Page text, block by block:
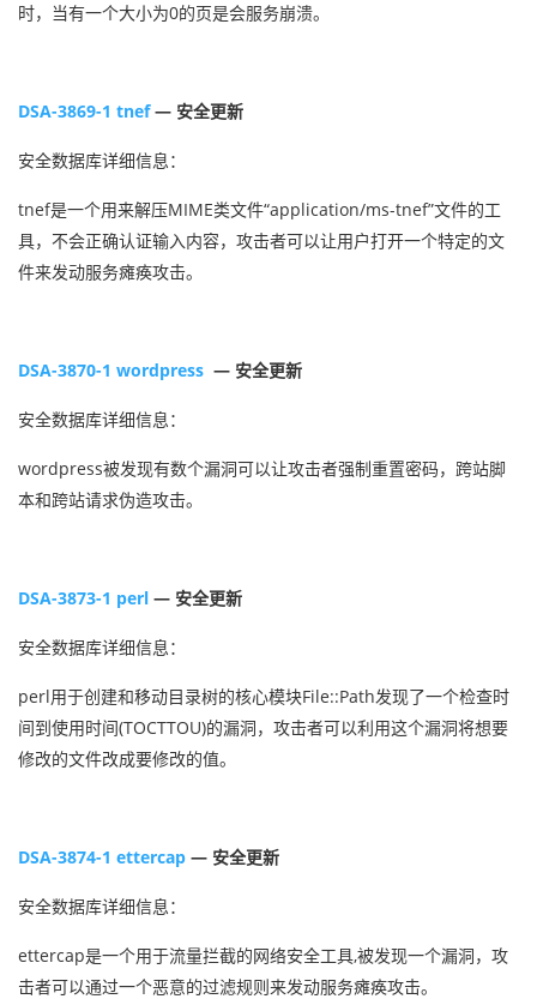
时，当有一个大小为0的页是会服务崩溃。
DSA-3869-1 tnef— 安全更新
安全数据库详细信息：
tnef是一个用来解压MIME类文件“application/ms-tnef”文件的工
具，不会正确认证输入内容，攻击者可以让用户打开一个特定的文
件来发动服务瘫痪攻击。
DSA-3870-1 wordpress — 安全更新
安全数据库详细信息：
wordpress被发现有数个漏洞可以让攻击者强制重置密码，跨站脚
本和跨站请求伪造攻击。
DSA-3873-1 perl — 安全更新
安全数据库详细信息：
perl用于创建和移动目录树的核心模块File::Path发现了一个检查时
间到使用时间(TOCTTOU)的漏洞，攻击者可以利用这个漏洞将想要
修改的文件改成要修改的值。
DSA-3874-1 ettercap — 安全更新
安全数据库详细信息：
ettercap是一个用于流量拦截的网络安全工具,被发现一个漏洞，攻
击者可以通过一个恶意的过滤规则来发动服务瘫痪攻击。